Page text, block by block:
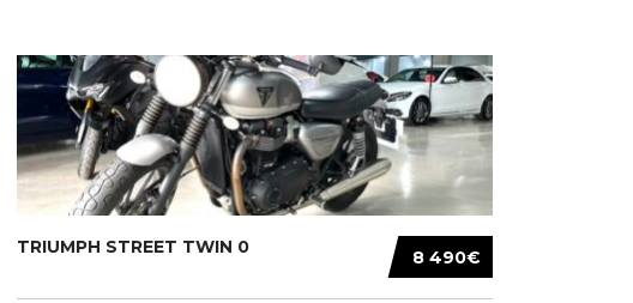
8 490€
TRIUMPH STREET TWIN 0